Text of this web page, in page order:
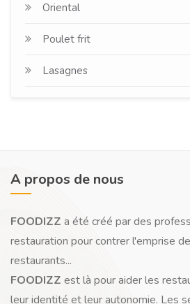
Oriental
Poulet frit
Lasagnes
A propos de nous
FOODIZZ a été créé par des
restauration pour contrer l'emprise
restaurants...
FOODIZZ est là pour aider les
leur identité et leur autonomie. Les